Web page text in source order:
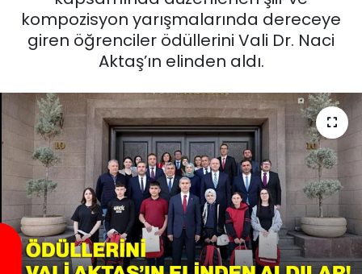
kompozisyon yarışmalarında dereceye
giren öğrenciler ödüllerini Vali Dr. Naci
Aktaş’ın elinden aldı.
EĞİTİM
MAGAZİN
SAĞLIK
SPOR
11:11 MANŞET
Son Dakika Haberleri
Haber Arşivi